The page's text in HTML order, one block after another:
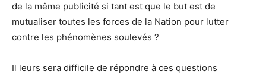
de la même publicité si tant est que le but est de
mutualiser toutes les forces de la Nation pour lutter
contre les phénomènes soulevés ?
Il leurs sera difficile de répondre à ces questions